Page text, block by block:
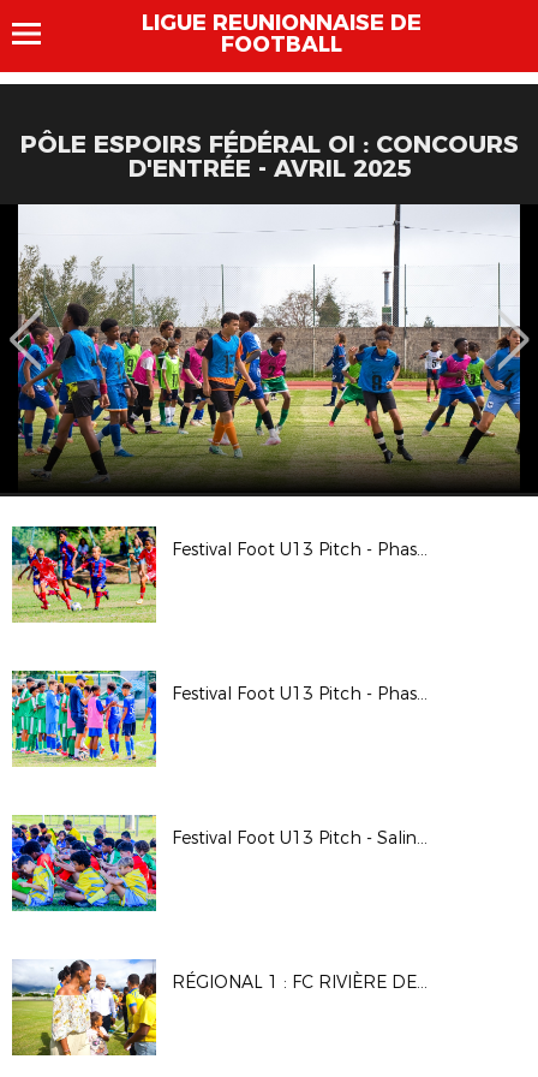
LIGUE REUNIONNAISE DE
FOOTBALL
PÔLE ESPOIRS FÉDÉRAL OI : CONCOURS
D'ENTRÉE - AVRIL 2025
Festival Foot U13 Pitch - Phase régionale
Festival Foot U13 Pitch - Phase départementale Garçons
Festival Foot U13 Pitch - Saline les Bains
RÉGIONAL 1 : FC RIVIÈRE DES GALETS - JS SAINT-PIERROISE (J1/2025)